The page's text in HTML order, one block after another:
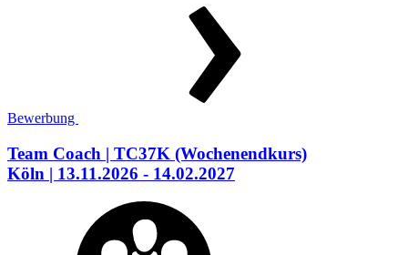
Bewerbung
Team Coach | TC37K (Wochenendkurs)
Köln | 13.11.2026 - 14.02.2027